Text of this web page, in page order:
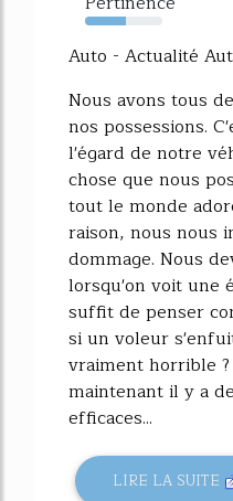
53%
Auto - Actualité
Nous avons tous
nos possessions.
l'égard de notre
chose que nous
tout le monde
raison, nous nous
dommage. Nous
lorsqu'on voit une
suffit de penser
si un voleur
vraiment horrible
maintenant il y a
efficaces...
LIRE LA SUITE